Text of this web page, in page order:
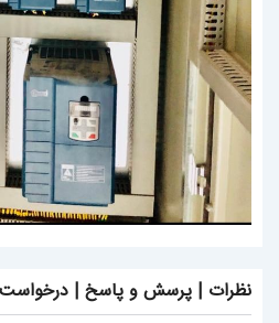
نظرات | پرسش و پاسخ | درخواست